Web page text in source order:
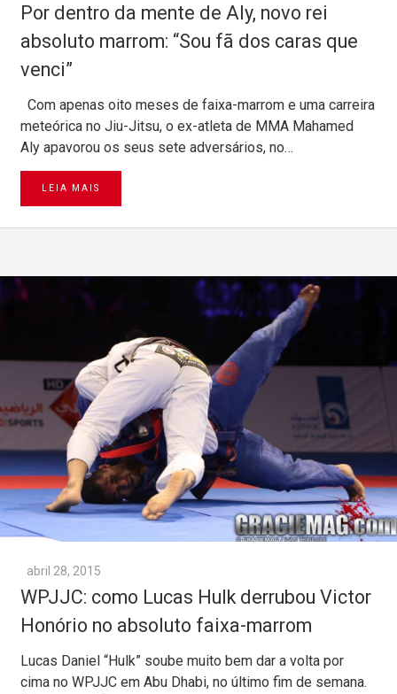
Por dentro da mente de Aly, novo rei
absoluto marrom: “Sou fã dos caras que
venci”
Com apenas oito meses de faixa-marrom e uma carreira
meteórica no Jiu-Jitsu, o ex-atleta de MMA Mahamed
Aly apavorou os seus sete adversários, no…
LEIA MAIS
abril 28, 2015
WPJJC: como Lucas Hulk derrubou Victor
Honório no absoluto faixa-marrom
Lucas Daniel “Hulk” soube muito bem dar a volta por
cima no WPJJC em Abu Dhabi, no último fim de semana.